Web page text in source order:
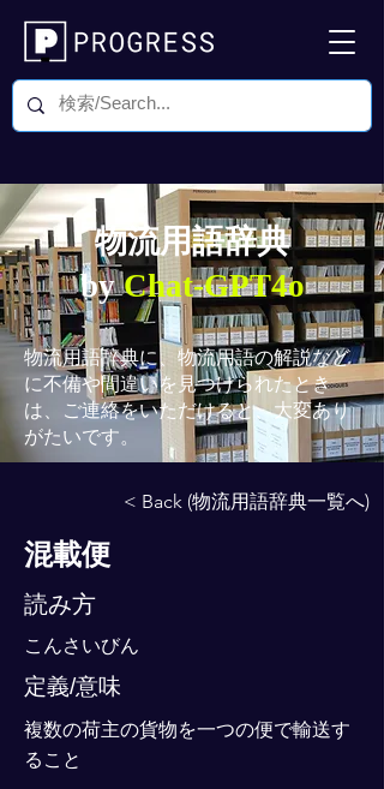
物流用語辞典
byChat-GPT4o
物流用語辞典に、物流用語の解説など
に不備や間違いを見つけられたとき
は、ご連絡をいただけると、大変あり
がたいです。
< Back (物流用語辞典一覧へ)
混載便
読み方
こんさいびん
定義/意味
複数の荷主の貨物を一つの便で輸送す
ること